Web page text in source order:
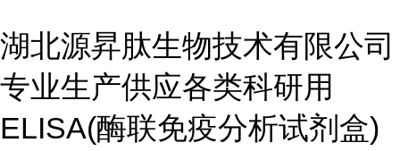
湖北源昇肽生物技术有限公司
专业生产供应各类科研用
ELISA(酶联免疫分析试剂盒)